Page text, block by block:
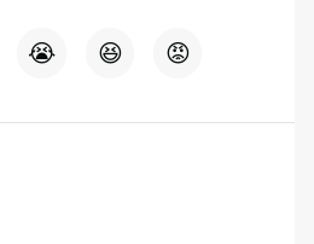
😭 😆 😡